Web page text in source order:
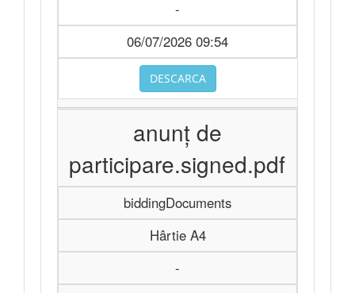
-
06/07/2026 09:54
DESCARCA
anunț de
participare.signed.pdf
biddingDocuments
Hârtie A4
-